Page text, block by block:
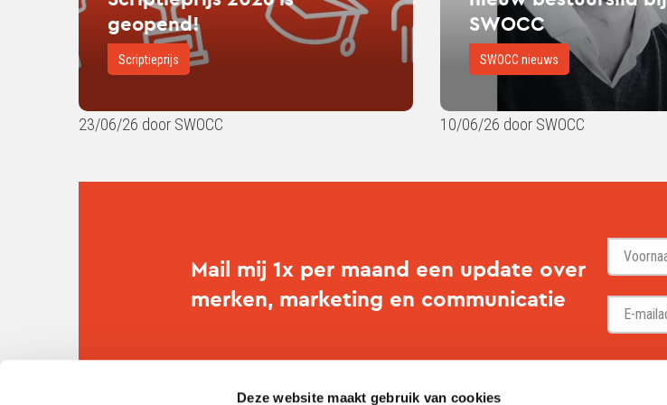
Deze website maakt gebruik van cookies
geopend!
Scriptieprijs
23/06/26 door SWOCC
SWOCC
SWOCC nieuws
10/06/26 door SWOCC
Mail mij 1x per maand een update over
merken, marketing en communicatie
Voornaam